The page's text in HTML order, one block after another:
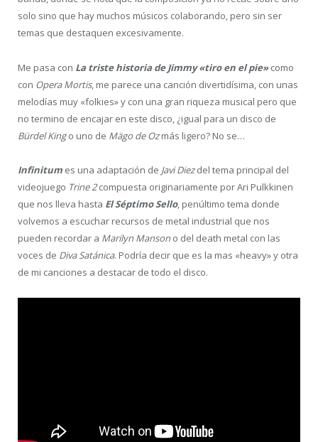
solo sino que hay muchos músicos colaborando, pero sin ser
temas que destaquen excesivamente.
Me pasa con La triste historia de Jimmy «tiro en el pie»como
con Opera Mortis, me parece una canción divertidísima, con unas
melodías muy «folkies» y con una gran riqueza musical pero que
no termino de encajar en este disco, ¿igual para un disco de
Bürdel Kingo uno de Mägo de Ozmás ligero? No se…
Infinitum es una adaptación de Javi Diezdel tema principal del
videojuego Trine 2compuesta originariamente por Ari Pulkkinen
que nos lleva hasta El Séptimo Sello, penúltimo tema donde
volvemos a escuchar recursos de metal industrial que nos
pueden recordar a Marilyn Manson o del death metal con las
voces de Diva Satánica. Podría decir que es la mas «heavy» y otra
de mi canciones a destacar de todo el disco.